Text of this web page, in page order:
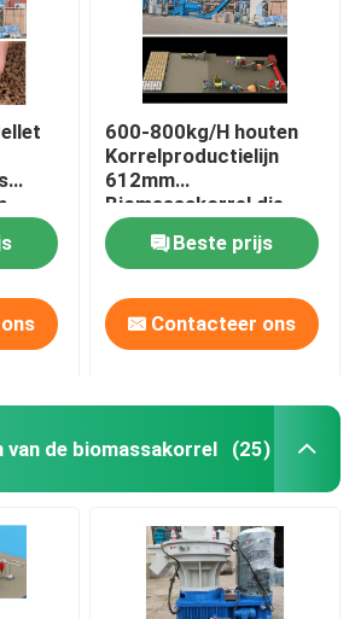
600-800kg/H houten
Korrelproductielijn
612mm
Biomassakorrel die
Machine maken
Beste prijs
Contacteer ons
van de biomassakorrel (25)